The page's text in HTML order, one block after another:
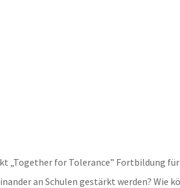
„Together for Tolerance” Fortbildung für
an Schulen gestärkt werden? Wie